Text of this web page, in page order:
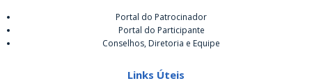
Portal do Patrocinador
Portal do Participante
Conselhos, Diretoria e Equipe
Links Úteis